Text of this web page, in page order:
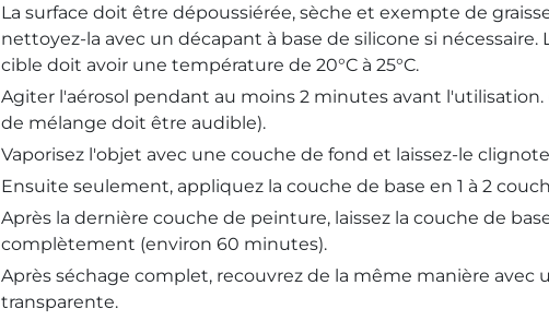
La surface doit être dépoussiérée, sèche et exempte de
nettoyez-la avec un décapant à base de silicone si nécessaire.
cible doit avoir une température de 20°C à 25°C.
Agiter l'aérosol pendant au moins 2 minutes avant l'utilisation.
de mélange doit être audible).
Vaporisez l'objet avec une couche de fond et laissez-le
Ensuite seulement, appliquez la couche de base en 1 à 2
Après la dernière couche de peinture, laissez la couche de
complètement (environ 60 minutes).
Après séchage complet, recouvrez de la même manière avec
transparente.